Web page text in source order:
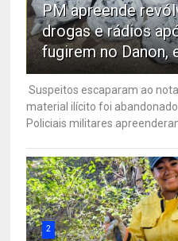
PM apreende
drogas e rádios
fugirem no Danon,
Suspeitos escaparam ao
material ilícito foi abandonado
Policiais militares
2